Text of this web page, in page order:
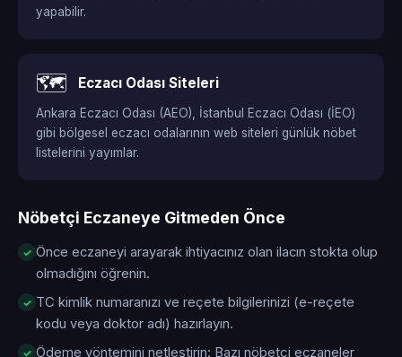
yapabilir.
🗺️ Eczacı Odası Siteleri
Ankara Eczacı Odası (AEO), İstanbul Eczacı Odası (İEO)
gibi bölgesel eczacı odalarının web siteleri günlük nöbet
listelerini yayımlar.
Nöbetçi Eczaneye Gitmeden Önce
Önce eczaneyi arayarak ihtiyacınız olan ilacın stokta olup
olmadığını öğrenin.
TC kimlik numaranızı ve reçete bilgilerinizi (e-reçete
kodu veya doktor adı) hazırlayın.
Ödeme yöntemini netleştirin: Bazı nöbetçi eczaneler